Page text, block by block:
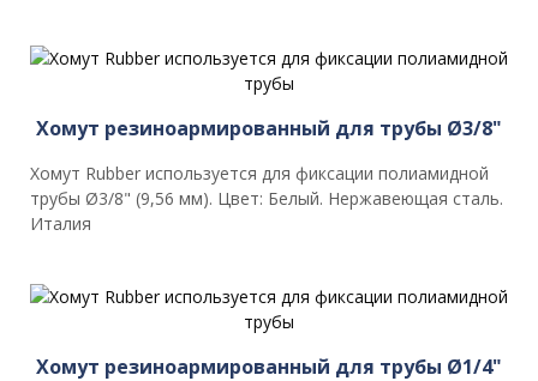
Хомут резиноармированный для трубы Ø3/8"
Хомут Rubber используется для фиксации полиамидной
трубы Ø3/8" (9,56 мм). Цвет: Белый. Нержавеющая сталь.
Италия
Хомут резиноармированный для трубы Ø1/4"